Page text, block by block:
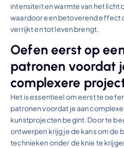
intensiteit en warmte van het licht
waardoor een betoverend effect
verrijkt en tot leven brengt.
Oefen eerst op
patronen voordat
complexere
Het is essentieel om eerst te
patronen voordat je aan
kunstprojecten begint. Door te
ontwerpen krijg je de kans om de
technieken onder de knie te